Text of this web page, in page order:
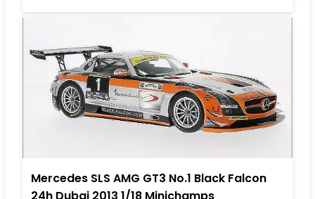
Mercedes SLS AMG GT3 No.1 Black Falcon